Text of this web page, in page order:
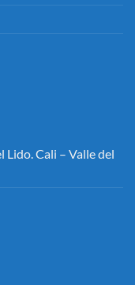
Cali – Valle del